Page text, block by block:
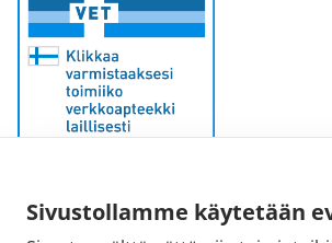
Sivustollamme käytetään
Sähköpostiosoite: